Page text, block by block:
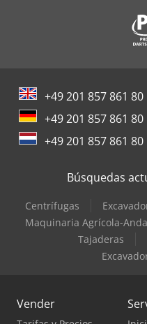
Toyota Tractor
Trane Aires
+49 201 857 861 80
+49 201 857 861 80
+49 201 857 861 80
Búsquedas
Centrífugas
Maquinaria Agrícola-
Tajaderas
Vender